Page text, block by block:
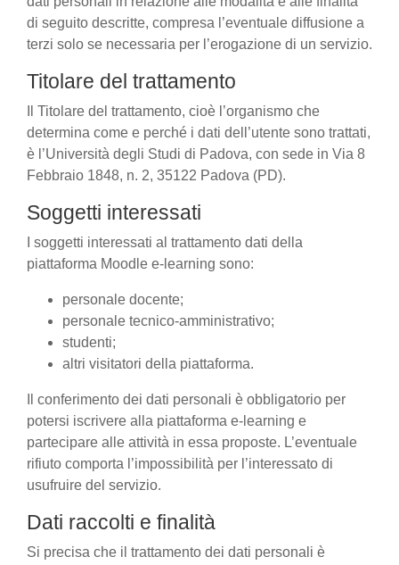
di seguito descritte, compresa l’eventuale diffusione a
terzi solo se necessaria per l’erogazione di un servizio.
Titolare del trattamento
Il Titolare del trattamento, cioè l’organismo che
determina come e perché i dati dell’utente sono trattati,
è l’Università degli Studi di Padova, con sede in Via 8
Febbraio 1848, n. 2, 35122 Padova (PD).
Soggetti interessati
I soggetti interessati al trattamento dati della
piattaforma Moodle e-learning sono:
personale docente;
personale tecnico-amministrativo;
studenti;
altri visitatori della piattaforma.
Il conferimento dei dati personali è obbligatorio per
potersi iscrivere alla piattaforma e-learning e
partecipare alle attività in essa proposte. L’eventuale
rifiuto comporta l’impossibilità per l’interessato di
usufruire del servizio.
Dati raccolti e finalità
Si precisa che il trattamento dei dati personali è